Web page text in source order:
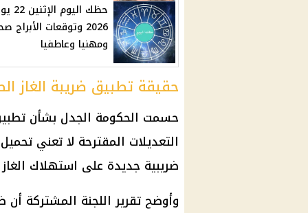
حظك
2026 وتوقعات الأبراج
ومهنيا وعاطفيا
حقيقة تطبيق ضريبة الغاز
حسمت الحكومة الجدل بشأن
التعديلات المقترحة لا تعني
ضريبية جديدة على استهلاك
وأوضح تقرير اللجنة المشتركة